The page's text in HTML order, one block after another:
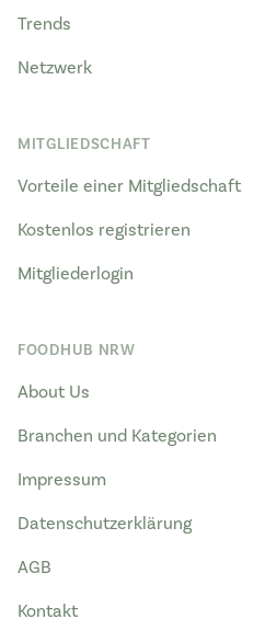
Trends
Netzwerk
MITGLIEDSCHAFT
Vorteile einer Mitgliedschaft
Kostenlos registrieren
Mitgliederlogin
FOODHUB NRW
About Us
Branchen und Kategorien
Impressum
Datenschutzerklärung
AGB
Kontakt